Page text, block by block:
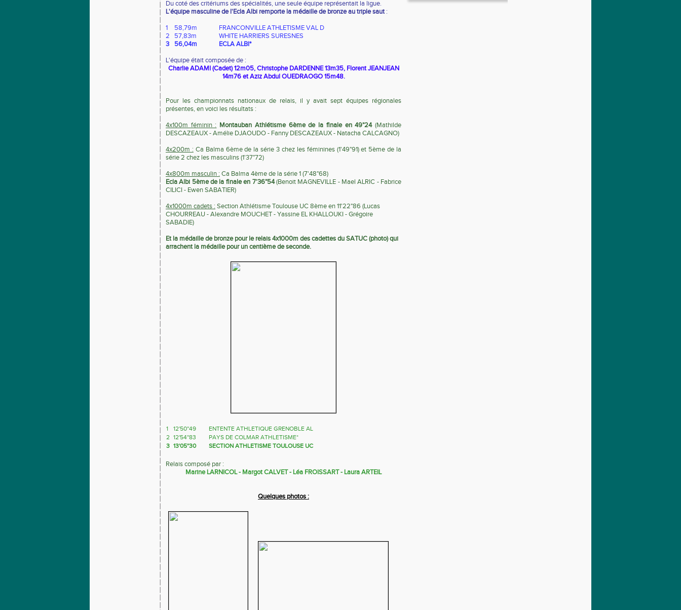
Du coté des critériums des spécialités, une seule équipe représentait la ligue.
L'équipe masculine de l'Ecla Albi remporte la médaille de bronze au triple saut :
1
58,79m
FRANCONVILLE ATHLETISME VAL D
2
57,83m
WHITE HARRIERS SURESNES
3
56,04m
ECLA ALBI*
L'équipe était composée de :
Charlie ADAMI (Cadet) 12m05, Christophe DARDENNE 13m35, Florent JEANJEAN
14m76 et Aziz Abdul OUEDRAOGO 15m48.
Pour les championnats nationaux de relais, il y avait sept équipes régionales
présentes, en voici les résultats :
4x100m féminin : Montauban Athlétisme 6ème de la finale en 49"24(Mathilde
DESCAZEAUX - Amélie DJAOUDO - Fanny DESCAZEAUX - Natacha CALCAGNO)
4x200m : Ca Balma 6ème de la série 3 chez les féminines (1'49"91) et 5ème de la
série 2 chez les masculins (1'37"72)
4x800m masculin : Ca Balma 4ème de la série 1 (7'48"68)
Ecla Albi 5ème de la finale en 7'36"54(Benoit MAGNEVILLE - Mael ALRIC - Fabrice
CILICI - Ewen SABATIER)
4x1000m cadets : Section Athlétisme Toulouse UC 8ème en 11'22"86 (Lucas
CHOURREAU - Alexandre MOUCHET - Yassine EL KHALLOUKI - Grégoire
SABADIE)
Et la médaille de bronze pour le relais 4x1000m des cadettes du SATUC (photo) qui
arrachent la médaille pour un centième de seconde.
1 12'50''49
ENTENTE ATHLETIQUE GRENOBLE AL
2 12'54''83
PAYS DE COLMAR ATHLETISME*
3 13'05''30 SECTION ATHLETISME TOULOUSE UC
Relais composé par :
Marine LARNICOL - Margot CALVET - Léa FROISSART - Laura ARTEIL
Quelques photos :